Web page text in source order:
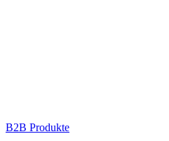
B2B Produkte